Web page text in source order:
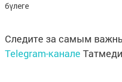
бүлеге
Следите за самым
Telegram-канале